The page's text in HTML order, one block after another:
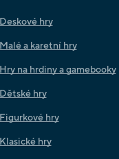
Deskové hry
Malé a karetní hry
Hry na hrdiny a gamebooky
Dětské hry
Figurkové hry
Klasické hry